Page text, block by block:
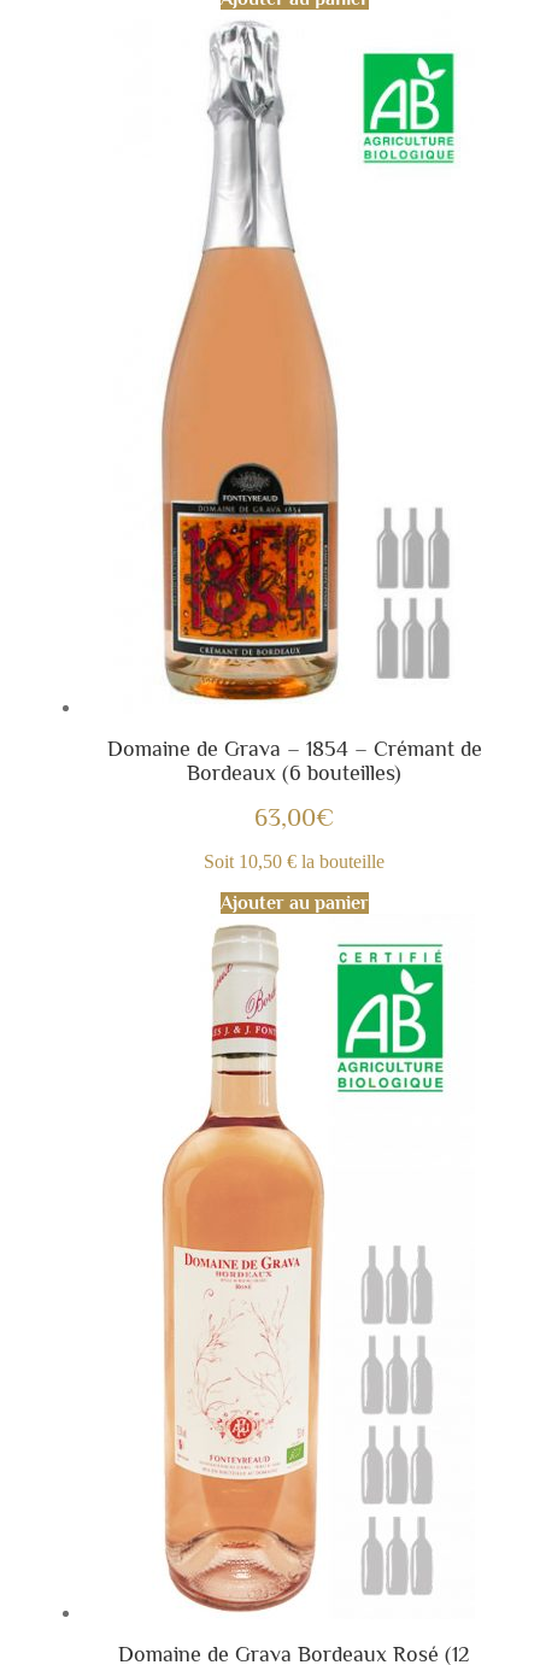
Domaine de Grava – 1854 – Crémant de
Bordeaux (6 bouteilles)
63,00€
Soit 10,50 € la bouteille
Ajouter au panier
Domaine de Grava Bordeaux Rosé (12